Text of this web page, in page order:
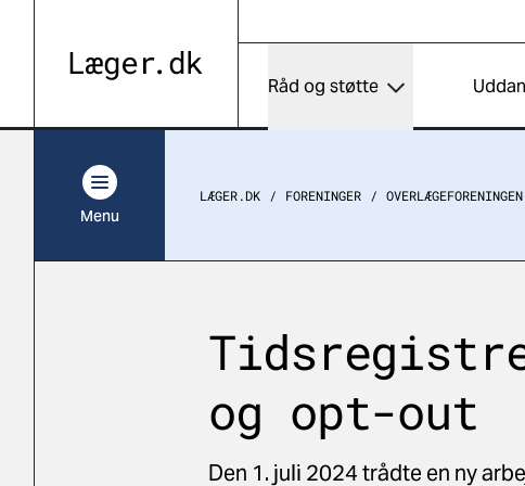
Råd og støtte
Menu
LÆGER.DK FORENINGER OVERLÆGEFORENINGEN
og opt-out
Den 1. juli 2024 trådte en ny